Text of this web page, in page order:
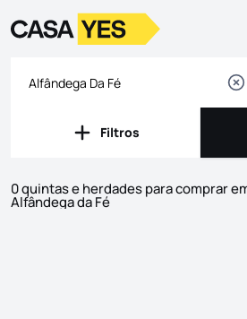
LogoIr para a homepage
Filtros
Filtros
0 quintas e herdades para comprar em
Alfândega da Fé